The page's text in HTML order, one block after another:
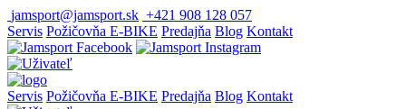
jamsport@jamsport.sk +421 908 128 057
Servis Požičovňa E-BIKE Predajňa Blog Kontakt
Servis Požičovňa E-BIKE Predajňa Blog Kontakt